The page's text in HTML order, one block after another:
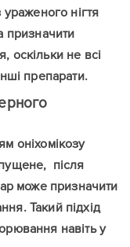
ураженого нігтя
призначити
оскільки не всі
препарати.
оніхомікозу
після
може призначити
Такий підхід
навіть у